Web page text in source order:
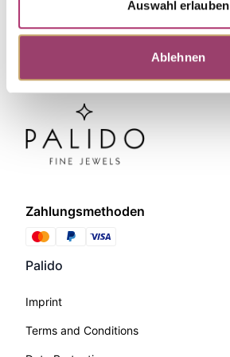
Auswahl erlauben
Ablehnen
Zahlungsmethoden
Palido
Imprint
Terms and Conditions